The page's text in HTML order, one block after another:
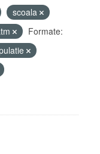
scoala
Formate: